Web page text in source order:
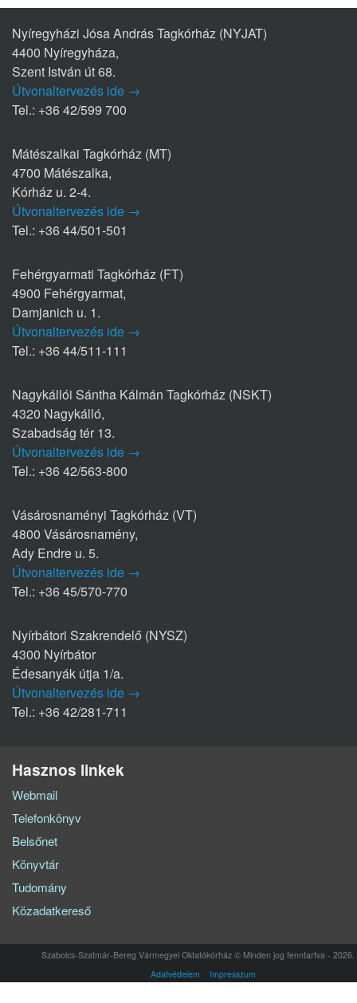
Nyíregyházi Jósa András Tagkórház (NYJAT)
4400 Nyíregyháza,
Szent István út 68.
Útvonaltervezés ide →
Tel.: +36 42/599 700
Mátészalkai Tagkórház (MT)
4700 Mátészalka,
Kórház u. 2-4.
Útvonaltervezés ide →
Tel.: +36 44/501-501
Fehérgyarmati Tagkórház (FT)
4900 Fehérgyarmat,
Damjanich u. 1.
Útvonaltervezés ide →
Tel.: +36 44/511-111
Nagykállói Sántha Kálmán Tagkórház (NSKT)
4320 Nagykálló,
Szabadság tér 13.
Útvonaltervezés ide →
Tel.: +36 42/563-800
Vásárosnaményi Tagkórház (VT)
4800 Vásárosnamény,
Ady Endre u. 5.
Útvonaltervezés ide →
Tel.: +36 45/570-770
Nyírbátori Szakrendelő (NYSZ)
4300 Nyírbátor
Édesanyák útja 1/a.
Útvonaltervezés ide →
Tel.: +36 42/281-711
Hasznos linkek
Webmail
Telefonkönyv
Belsőnet
Könyvtár
Tudomány
Közadatkereső
Szabolcs-Szatmár-Bereg Vármegyei Oktatókórház © Minden jog fenntartva - 2026.
Adatvédelem
Impresszum